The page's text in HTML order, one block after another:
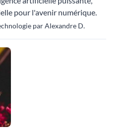
pour l'avenir numérique.
par Alexandre D.